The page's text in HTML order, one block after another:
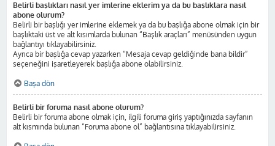
Belirli başlıkları nasıl yer imlerine eklerim ya da bu başlıklara nasıl
abone olurum?
Belirli bir başlığı yer imlerine eklemek ya da bu başlığa abone olmak için bir
başlıktaki üst ve alt kısımlarda bulunan “Başlık araçları” menüsünden uygun
bağlantıyı tıklayabilirsiniz.
Ayrıca bir başlığa cevap yazarken “Mesaja cevap geldiğinde bana bildir”
seçeneğini işaretleyerek başlığa abone olabilirsiniz.
Başa dön
Belirli bir foruma nasıl abone olurum?
Belirli bir foruma abone olmak için, ilgili foruma giriş yaptığınızda sayfanın
alt kısmında bulunan “Foruma abone ol” bağlantısına tıklayabilirsiniz.